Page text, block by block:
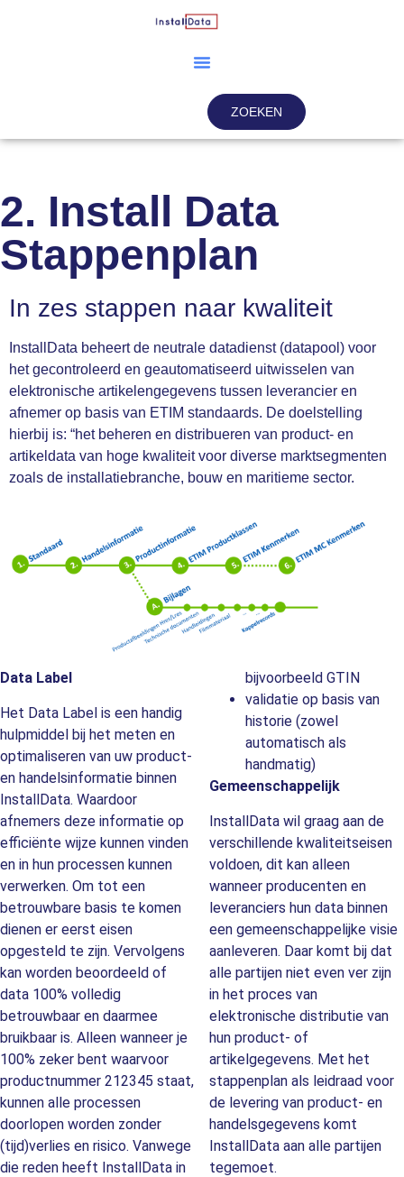
ZOEKEN
2. Install Data
Stappenplan
In zes stappen naar kwaliteit
InstallData beheert de neutrale datadienst (datapool) voor
het gecontroleerd en geautomatiseerd uitwisselen van
elektronische artikelengegevens tussen leverancier en
afnemer op basis van ETIM standaards. De doelstelling
hierbij is: “het beheren en distribueren van product- en
artikeldata van hoge kwaliteit voor diverse marktsegmenten
zoals de installatiebranche, bouw en maritieme sector.
Data Label
Het Data Label is een handig
hulpmiddel bij het meten en
optimaliseren van uw product-
en handelsinformatie binnen
InstallData. Waardoor
afnemers deze informatie op
efficiënte wijze kunnen vinden
en in hun processen kunnen
verwerken. Om tot een
betrouwbare basis te komen
dienen er eerst eisen
opgesteld te zijn. Vervolgens
kan worden beoordeeld of
data 100% volledig
betrouwbaar en daarmee
bruikbaar is. Alleen wanneer je
100% zeker bent waarvoor
productnummer 212345 staat,
kunnen alle processen
doorlopen worden zonder
(tijd)verlies en risico. Vanwege
die reden heeft InstallData in
bijvoorbeeld GTIN
validatie op basis van
historie (zowel
automatisch als
handmatig)
Gemeenschappelijk
InstallData wil graag aan de
verschillende kwaliteitseisen
voldoen, dit kan alleen
wanneer producenten en
leveranciers hun data binnen
een gemeenschappelijke visie
aanleveren. Daar komt bij dat
alle partijen niet even ver zijn
in het proces van
elektronische distributie van
hun product- of
artikelgegevens. Met het
stappenplan als leidraad voor
de levering van product- en
handelsgegevens komt
InstallData aan alle partijen
tegemoet.